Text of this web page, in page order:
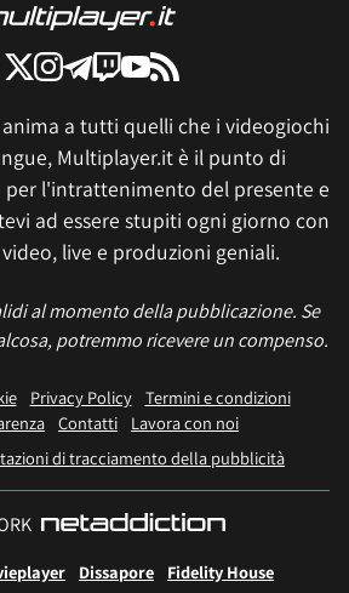
a tutti quelli che i videogiochi
Multiplayer.it è il punto di
l'intrattenimento del presente e
ad essere stupiti ogni giorno con
live e produzioni geniali.
al momento della pubblicazione. Se
potremmo ricevere un compenso.
Privacy Policy
Termini e condizioni
Contatti
Lavora con noi
di tracciamento della pubblicità
Dissapore Fidelity House